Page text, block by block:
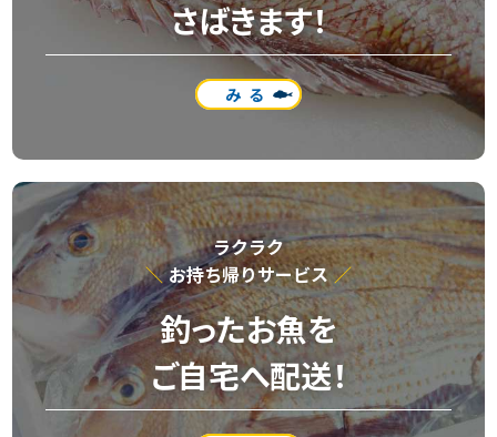
さばきます！
みる
ラクラク
お持ち帰りサービス
釣ったお魚を
ご自宅へ配送！